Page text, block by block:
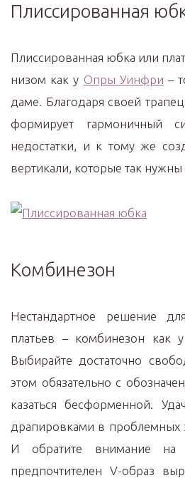
Плиссированная
Плиссированная юбка или
низом как у Опры Уинфри –
даме. Благодаря своей
формирует гармоничный
недостатки, и к тому же
вертикали, которые так
Комбинезон
Нестандартное решение
платьев – комбинезон как
Выбирайте достаточно
этом обязательно с
казаться бесформенной.
драпировками в проблемных
И обратите внимание на
предпочтителен V-образ